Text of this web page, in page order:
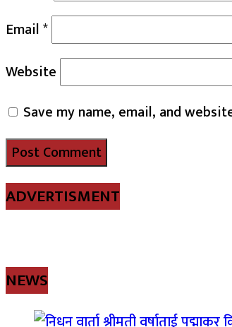
Email*
Website
Save my name, email, and
ADVERTISMENT
NEWS